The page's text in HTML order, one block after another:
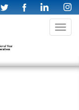
Toggle